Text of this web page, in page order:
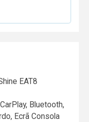
EAT8
Bluetooth,
Ecrã Consola